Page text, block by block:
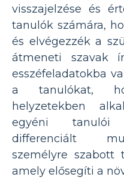
visszajelzése és
tanulók számára,
és elvégezzék a
átmeneti szavak
esszéfeladatokba
a tanulókat,
helyzetekben
egyéni tanulói
differenciált
személyre szabott
amely elősegíti a